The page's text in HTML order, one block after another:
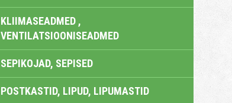
KLIIMASEADMED ,
VENTILATSIOONISEADMED
SEPIKOJAD, SEPISED
POSTKASTID, LIPUD, LIPUMASTID